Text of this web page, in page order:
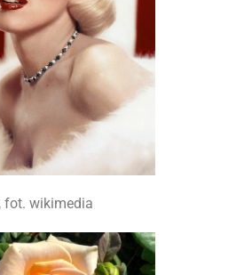
fot. wikimedia